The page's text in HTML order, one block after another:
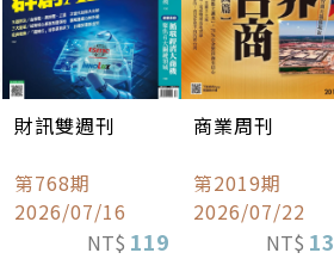
財訊雙週刊
第768期
2026/07/16
NT$ 119
商業周刊
第2019期
2026/07/22
NT$